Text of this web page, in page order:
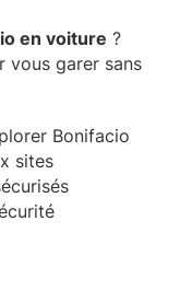
en voiture ?
vous garer sans
Bonifacio
sites